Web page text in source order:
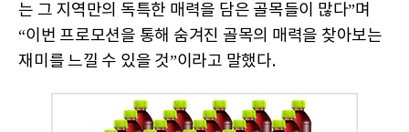
는 그 지역만의 독특한 매력을 담은 골목들이 많다”며
“이번 프로모션을 통해 숨겨진 골목의 매력을 찾아보는
재미를 느낄 수 있을 것”이라고 말했다.